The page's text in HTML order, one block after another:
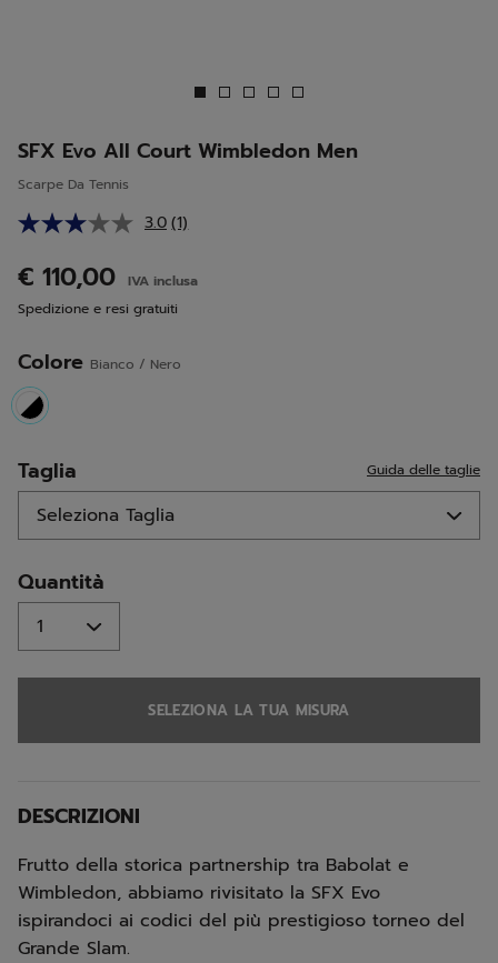
SFX Evo All Court Wimbledon Men
Scarpe Da Tennis
3.0 Leggi
Stesso
link
alla
(1)
€ 110,00
IVA inclusa
Spedizione e resi gratuiti
Colore Bianco / Nero
selected
Taglia Guida delle taglie
Quantità
SELEZIONA LA TUA MISURA
DESCRIZIONI
Frutto della storica partnership tra Babolat e
Wimbledon, abbiamo rivisitato la SFX Evo
ispirandoci ai codici del più prestigioso torneo del
Grande Slam.